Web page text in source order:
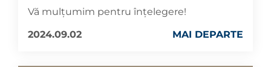
Vă mulțumim pentru înțelegere!
2024.09.02
MAI DEPARTE